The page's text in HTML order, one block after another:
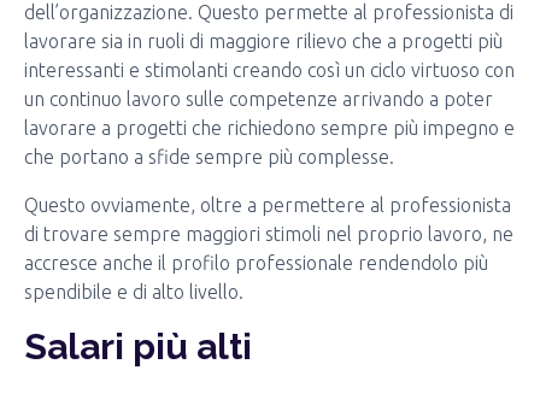
dell’organizzazione. Questo permette al professionista di
lavorare sia in ruoli di maggiore rilievo che a progetti più
interessanti e stimolanti creando così un ciclo virtuoso con
un continuo lavoro sulle competenze arrivando a poter
lavorare a progetti che richiedono sempre più impegno e
che portano a sfide sempre più complesse.
Questo ovviamente, oltre a permettere al professionista
di trovare sempre maggiori stimoli nel proprio lavoro, ne
accresce anche il profilo professionale rendendolo più
spendibile e di alto livello.
Salari più alti